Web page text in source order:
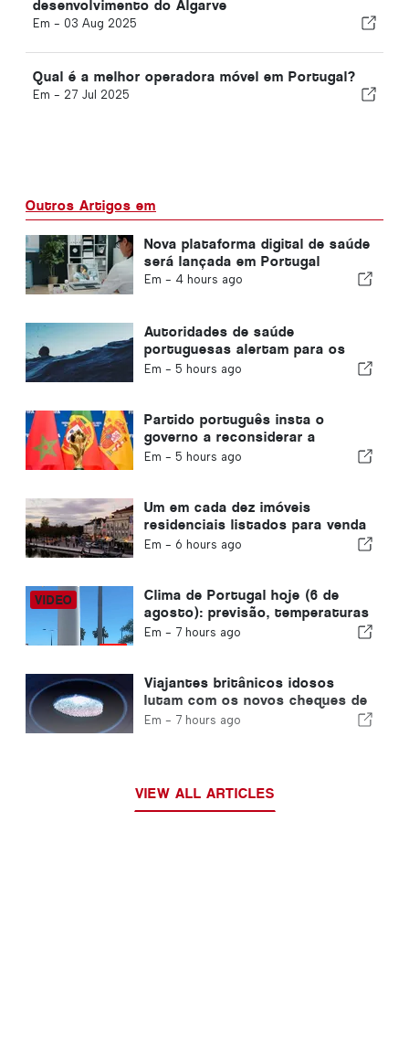
desenvolvimento do Algarve
Em - 03 Aug 2025
Qual é a melhor operadora móvel em Portugal?
Em - 27 Jul 2025
Outros Artigos em
Nova plataforma digital de saúde
será lançada em Portugal
Em - 4 hours ago
Autoridades de saúde
portuguesas alertam para os
perigos do afogamento
Em - 5 hours ago
Partido português insta o
governo a reconsiderar a
realização da Copa do Mundo de
Em - 5 hours ago
Um em cada dez imóveis
residenciais listados para venda
em Portugal é vendido em
Em - 6 hours ago
Clima de Portugal hoje (6 de
agosto): previsão, temperaturas
e o que esperar
Em - 7 hours ago
Viajantes britânicos idosos
lutam com os novos cheques de
impressão digital da União
Em - 7 hours ago
VIEW ALL ARTICLES